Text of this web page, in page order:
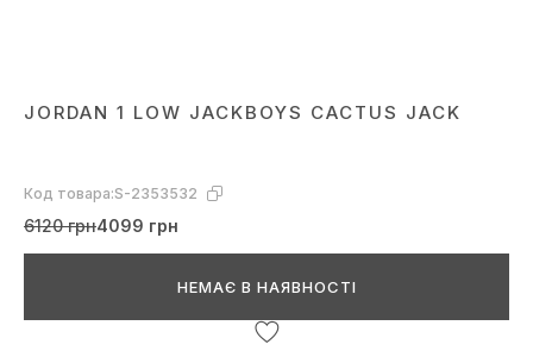
JORDAN 1 LOW JACKBOYS CACTUS JACK
Код товара:S-2353532
6120 грн4099 грн
НЕМАЄ В НАЯВНОСТІ